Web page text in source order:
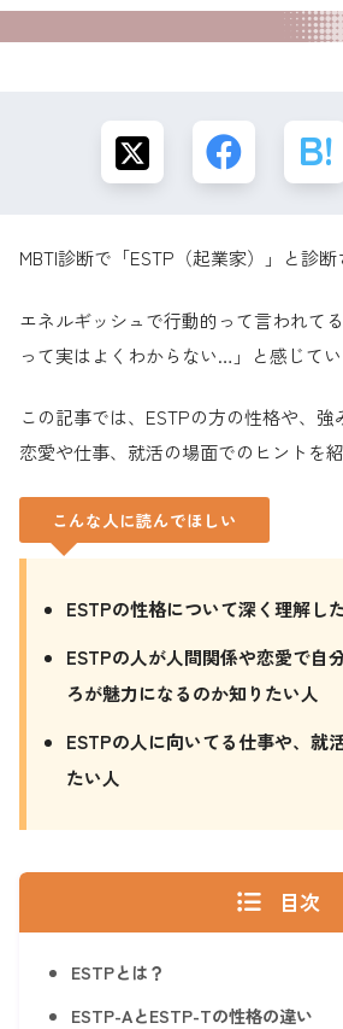
MBTI診断で「ESTP（起業家）」と診断
エネルギッシュで行動的って言われて
って実はよくわからない…」と感じて
この記事では、ESTPの方の性格や、強
恋愛や仕事、就活の場面でのヒントを
こんな人に読んでほしい
ESTPの性格について深く理解し
ESTPの人が人間関係や恋愛で自
ろが魅力になるのか知りたい人
ESTPの人に向いてる仕事や、就
たい人
目次
ESTPとは？
ESTP-AとESTP-Tの性格の違い